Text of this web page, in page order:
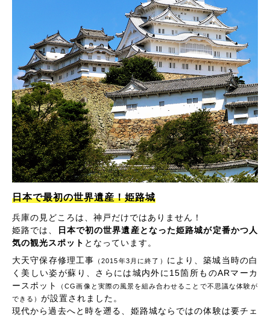
日本で最初の世界遺産！姫路城
兵庫の見どころは、神戸だけではありません！
姫路では、
日本で初の世界遺産となった姫路城が定番かつ人
気の観光スポット となっています。
大天守保存修理工事
（2015年3月に終了）
により、築城当時の白
く美しい姿が蘇り、さらには城内外に15箇所ものARマーカ
ースポット
（CG画像と実際の風景を組み合わせることで不思議な体験が
できる） が設置されました。
現代から過去へと時を遡る、姫路城ならではの体験は要チェ